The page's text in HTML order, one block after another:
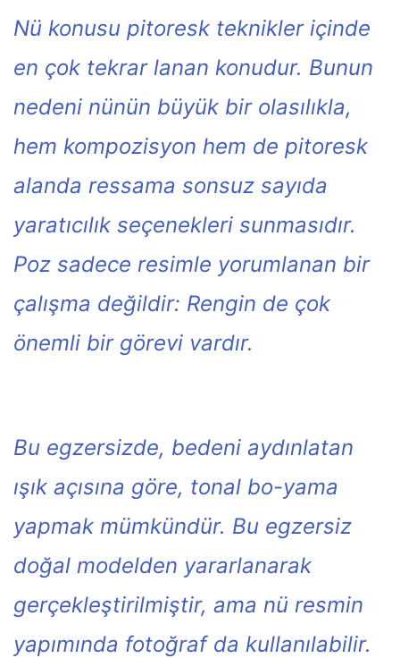
Nü konusu pitoresk teknikler içinde
en çok tekrar lanan konudur. Bunun
nedeni nünün büyük bir olasılıkla,
hem kompozisyon hem de pitoresk
alanda ressama sonsuz sayıda
yaratıcılık seçenekleri sunmasıdır.
Poz sadece resimle yorumlanan bir
çalışma değildir: Rengin de çok
önemli bir görevi vardır.
Bu egzersizde, bedeni aydınlatan
ışık açısına göre, tonal bo-yama
yapmak mümkündür. Bu egzersiz
doğal modelden yararlanarak
gerçekleştirilmiştir, ama nü resmin
yapımında fotoğraf da kullanılabilir.